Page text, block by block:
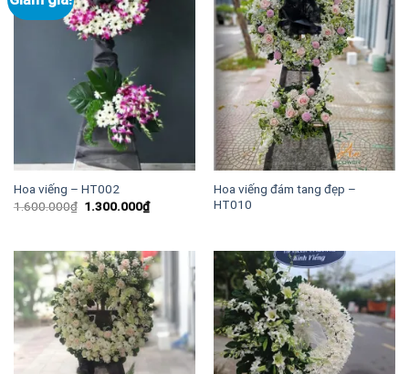
Hoa viếng – HT002
1.600.000₫ Giá
1.300.000₫Giá
hiện
1.300.000₫.
Hoa viếng đám tang đẹp –
HT010